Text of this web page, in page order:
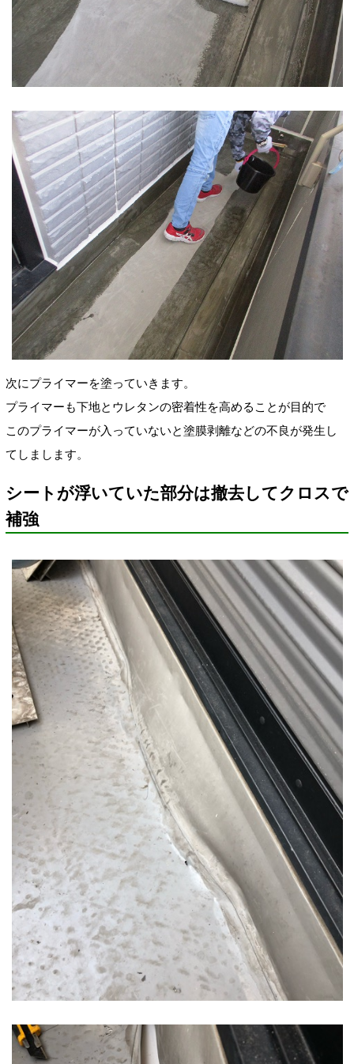
次にプライマーを塗っていきます。
プライマーも下地とウレタンの密着性を高めることが目的で
このプライマーが入っていないと塗膜剥離などの不良が発生し
てしまします。
シートが浮いていた部分は撤去してクロスで
補強